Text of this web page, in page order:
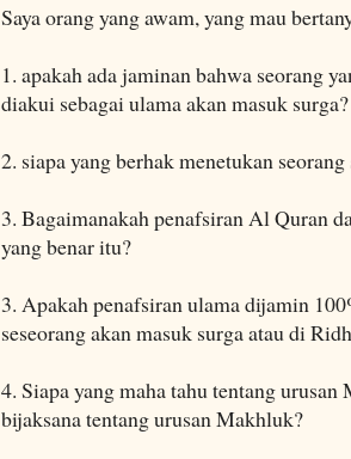
Saya orang yang awam, yang mau
1. apakah ada jaminan bahwa seorang
diakui sebagai ulama akan masuk surga?
2. siapa yang berhak menetukan
3. Bagaimanakah penafsiran Al Quran
yang benar itu?
3. Apakah penafsiran ulama dijamin
seseorang akan masuk surga atau di
4. Siapa yang maha tahu tentang
bijaksana tentang urusan Makhluk?